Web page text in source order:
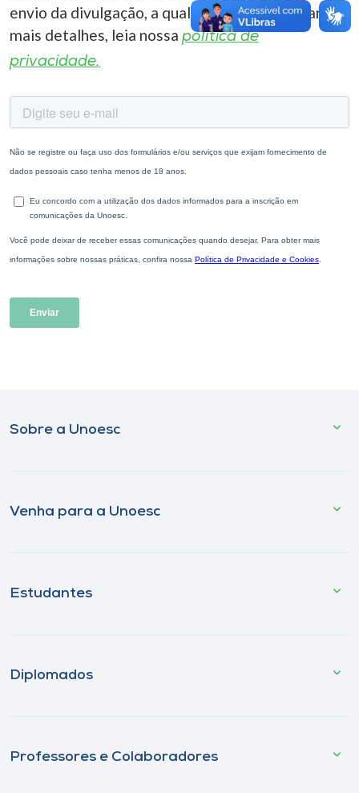
envio da divulgação, a qualquer momento. Para
mais detalhes, leia nossa política de
privacidade.
Sobre a Unoesc
Venha para a Unoesc
Estudantes
Diplomados
Professores e Colaboradores